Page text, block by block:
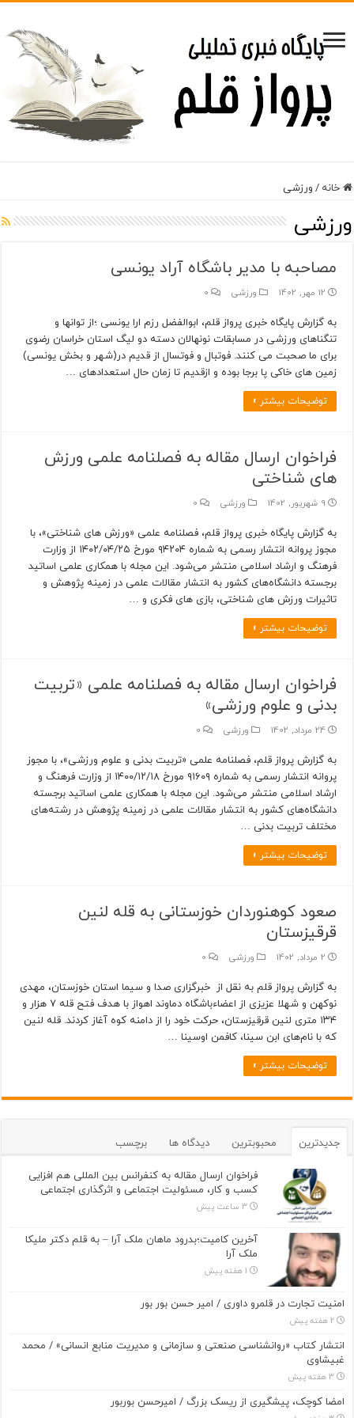
خانه / ورزشی
ورزشی
مصاحبه با مدیر باشگاه آراد یونسی
12 مهر, 1402 ورزشی 0
به گزارش پایگاه خبری پرواز قلم، ابوالفضل رزم ارا یونسی ؛از توانها و
تنگناهای ورزشی در مسابقات نونهالان دسته دو لیگ استان خراسان رضوی
برای ما صحبت می کنند. فوتبال و فوتسال از قدیم در(شهر و بخش یونسی)
زمین های خاکی پا برجا بوده و ازقدیم تا زمان حال استعدادهای …
توضیحات بیشتر »
فراخوان ارسال مقاله به فصلنامه علمی ورزش
های شناختی
9 شهریور, 1402 ورزشی 0
به گزارش پایگاه خبری پرواز قلم، فصلنامه علمی «ورزش های شناختی»، با
مجوز پروانه انتشار رسمی به شماره ۹۴۲۰۴ مورخ ۱۴۰۲/۰۴/۲۵ از وزارت
فرهنگ و ارشاد اسلامی منتشر می‌شود. این مجله با همکاری علمی اساتید
برجسته دانشگاه‌های کشور به انتشار مقالات علمی در زمینه پژوهش و
تاثیرات ورزش های شناختی، بازی های فکری و …
توضیحات بیشتر »
فراخوان ارسال مقاله به فصلنامه علمی «تربیت
بدنی و علوم ورزشی»
24 مرداد, 1402 ورزشی 0
به گزارش پرواز قلم، فصلنامه علمی «تربیت بدنی و علوم ورزشی»، با مجوز
پروانه انتشار رسمی به شماره ۹۱۶۰۹ مورخ ۱۴۰۰/۱۲/۱۸ از وزارت فرهنگ و
ارشاد اسلامی منتشر می‌شود. این مجله با همکاری علمی اساتید برجسته
دانشگاه‌های کشور به انتشار مقالات علمی در زمینه پژوهش در رشته‌های
مختلف تربیت بدنی …
توضیحات بیشتر »
صعود کوهنوردان خوزستانی به قله لنین
قرقیزستان
2 مرداد, 1402 ورزشی 0
به گزارش پرواز قلم به نقل از خبرگزاری صدا و سیما استان خوزستان، مهدی
نوکهن و شهلا عزیزی از اعضاءباشگاه دماوند اهواز با هدف فتح قله ۷ هزار و
۱۳۴ متری لنین قرقیزستان، حرکت خود را از دامنه کوه آغاز کردند. قله لنین
که با نام‌های ابن سینا، کافمن اوسینا …
توضیحات بیشتر »
جدیدترین محبوبترین دیدگاه ها برچسب
فراخوان ارسال مقاله به کنفرانس بین المللی هم افزایی
کسب و کار، مسئولیت اجتماعی و اثرگذاری اجتماعی
3 ساعت پیش
آخرین کامیت؛بدرود ماهان ملک آرا – به قلم دکتر ملیکا
ملک آرا
1 هفته پیش
امنیت تجارت در قلمرو داوری / امیر حسن بور بور
2 هفته پیش
انتشار کتاب «روانشناسی صنعتی و سازمانی و مدیریت منابع انسانی» / محمد
غبیشاوی
3 هفته پیش
امضا کوچک، پیشگیری از ریسک بزرگ / امیرحسن بوربور